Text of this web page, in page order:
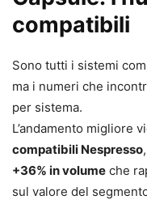
compatibili
Sono tutti i sistemi
ma i numeri che
per sistema.
L’andamento migliore
compatibili Nespresso
+36% in volume che
sul valore del